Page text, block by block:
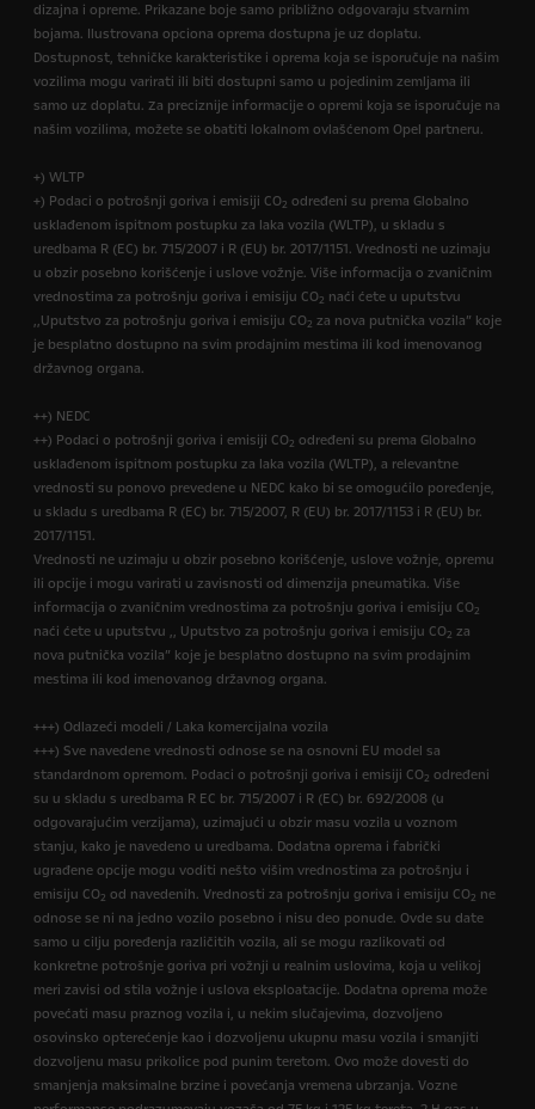
dizajna i opreme. Prikazane boje samo približno odgovaraju stvarnim
bojama. Ilustrovana opciona oprema dostupna je uz doplatu.
Dostupnost, tehničke karakteristike i oprema koja se isporučuje na našim
vozilima mogu varirati ili biti dostupni samo u pojedinim zemljama ili
samo uz doplatu. Za preciznije informacije o opremi koja se isporučuje na
našim vozilima, možete se obatiti lokalnom ovlašćenom Opel partneru.
+) WLTP
+) Podaci o potrošnji goriva i emisiji CO2 određeni su prema Globalno
usklađenom ispitnom postupku za laka vozila (WLTP), u skladu s
uredbama R (EC) br. 715/2007 i R (EU) br. 2017/1151. Vrednosti ne uzimaju
u obzir posebno korišćenje i uslove vožnje. Više informacija o zvaničnim
vrednostima za potrošnju goriva i emisiju CO2 naći ćete u uputstvu
,,Uputstvo za potrošnju goriva i emisiju CO2 za nova putnička vozila” koje
je besplatno dostupno na svim prodajnim mestima ili kod imenovanog
državnog organa.
++) NEDC
++) Podaci o potrošnji goriva i emisiji CO2 određeni su prema Globalno
usklađenom ispitnom postupku za laka vozila (WLTP), a relevantne
vrednosti su ponovo prevedene u NEDC kako bi se omogućilo poređenje,
u skladu s uredbama R (EC) br. 715/2007, R (EU) br. 2017/1153 i R (EU) br.
2017/1151.
Vrednosti ne uzimaju u obzir posebno korišćenje, uslove vožnje, opremu
ili opcije i mogu varirati u zavisnosti od dimenzija pneumatika. Više
informacija o zvaničnim vrednostima za potrošnju goriva i emisiju CO2
naći ćete u uputstvu ,, Uputstvo za potrošnju goriva i emisiju CO2 za
nova putnička vozila” koje je besplatno dostupno na svim prodajnim
mestima ili kod imenovanog državnog organa.
+++) Odlazeći modeli / Laka komercijalna vozila
+++) Sve navedene vrednosti odnose se na osnovni EU model sa
standardnom opremom. Podaci o potrošnji goriva i emisiji CO2 određeni
su u skladu s uredbama R EC br. 715/2007 i R (EC) br. 692/2008 (u
odgovarajućim verzijama), uzimajući u obzir masu vozila u voznom
stanju, kako je navedeno u uredbama. Dodatna oprema i fabrički
ugrađene opcije mogu voditi nešto višim vrednostima za potrošnju i
emisiju CO2 od navedenih. Vrednosti za potrošnju goriva i emisiju CO2 ne
odnose se ni na jedno vozilo posebno i nisu deo ponude. Ovde su date
samo u cilju poređenja različitih vozila, ali se mogu razlikovati od
konkretne potrošnje goriva pri vožnji u realnim uslovima, koja u velikoj
meri zavisi od stila vožnje i uslova eksploatacije. Dodatna oprema može
povećati masu praznog vozila i, u nekim slučajevima, dozvoljeno
osovinsko opterećenje kao i dozvoljenu ukupnu masu vozila i smanjiti
dozvoljenu masu prikolice pod punim teretom. Ovo može dovesti do
smanjenja maksimalne brzine i povećanja vremena ubrzanja. Vozne